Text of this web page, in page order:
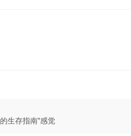
生存指南”感觉